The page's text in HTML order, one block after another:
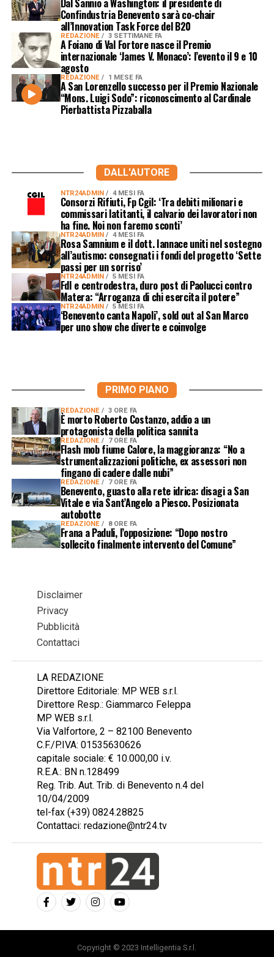
Dal Sannio a Washington: il presidente di
Confindustria Benevento sarà co-chair
all’Innovation Task Force del B20
REDAZIONE 3 SETTIMANE FA
A Foiano di Val Fortore nasce il Premio
internazionale ‘James V. Monaco’: l’evento il 9 e 10
agosto
REDAZIONE 1 MESE FA
A San Lorenzello successo per il Premio Nazionale
“Mons. Luigi Sodo”: riconoscimento al Cardinale
Pierbattista Pizzaballa
DALL'AUTORE
NTR24ADMIN 4 MESI FA
Consorzi Rifiuti, Fp Cgil: ‘Tra debiti milionari e
commissari latitanti, il calvario dei lavoratori non
ha fine. Noi non faremo sconti’
NTR24ADMIN 4 MESI FA
Rosa Samnium e il dott. Iannace uniti nel sostegno
all’autismo: consegnati i fondi del progetto ‘Sette
passi per un sorriso’
NTR24ADMIN 5 MESI FA
FdI e centrodestra, duro post di Paolucci contro
Matera: “Arroganza di chi esercita il potere”
NTR24ADMIN 5 MESI FA
‘Benevento canta Napoli’, sold out al San Marco
per uno show che diverte e coinvolge
PRIMO PIANO
REDAZIONE 3 ORE FA
È morto Roberto Costanzo, addio a un
protagonista della politica sannita
REDAZIONE 7 ORE FA
Flash mob fiume Calore, la maggioranza: “No a
strumentalizzazioni politiche, ex assessori non
fingano di cadere dalle nubi”
REDAZIONE 7 ORE FA
Benevento, guasto alla rete idrica: disagi a San
Vitale e via Sant’Angelo a Piesco. Posizionata
autobotte
REDAZIONE 8 ORE FA
Frana a Paduli, l’opposizione: “Dopo nostro
sollecito finalmente intervento del Comune”
Disclaimer
Privacy
Pubblicità
Contattaci
LA REDAZIONE
Direttore Editoriale: MP WEB s.r.l.
Direttore Resp.: Giammarco Feleppa
MP WEB s.r.l.
Via Valfortore, 2 – 82100 Benevento
C.F./P.IVA: 01535630626
capitale sociale: € 10.000,00 i.v.
R.E.A.: BN n.128499
Reg. Trib. Aut. Trib. di Benevento n.4 del
10/04/2009
tel-fax (+39) 0824.28825
Contattaci: redazione@ntr24.tv
Copyright © 2023 Intelligentia S.r.l.